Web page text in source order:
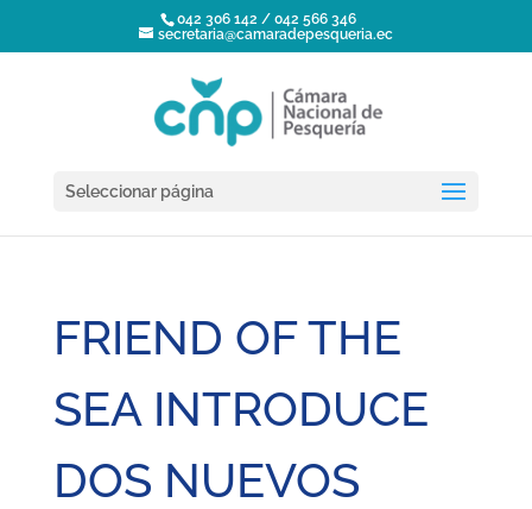
042 306 142 / 042 566 346
secretaria@camaradepesqueria.ec
Seleccionar página
FRIEND OF THE
SEA INTRODUCE
DOS NUEVOS